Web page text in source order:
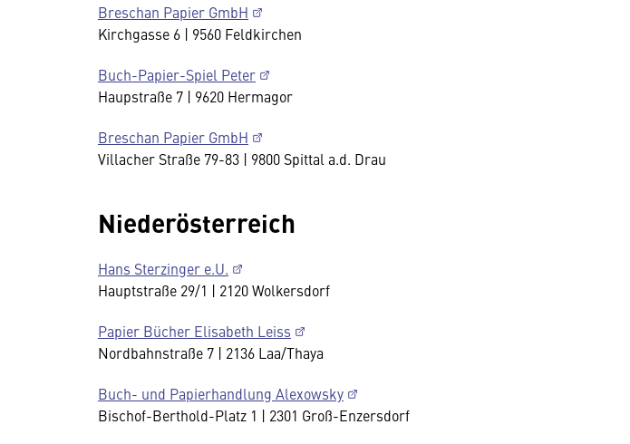
Breschan Papier GmbH
Kirchgasse 6 | 9560 Feldkirchen
Buch-Papier-Spiel Peter
Haupstraße 7 | 9620 Hermagor
Breschan Papier GmbH
Villacher Straße 79-83 | 9800 Spittal a.d. Drau
Niederösterreich
Hans Sterzinger e.U.
Hauptstraße 29/1 | 2120 Wolkersdorf
Papier Bücher Elisabeth Leiss
Nordbahnstraße 7 | 2136 Laa/Thaya
Buch- und Papierhandlung Alexowsky
Bischof-Berthold-Platz 1 | 2301 Groß-Enzersdorf